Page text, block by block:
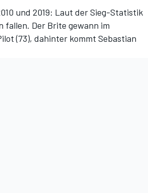
und 2019: Laut der Sieg-Statistik
Der Brite gewann im
(73), dahinter kommt Sebastian